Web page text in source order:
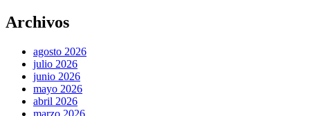
Archivos
agosto 2026
julio 2026
junio 2026
mayo 2026
abril 2026
marzo 2026